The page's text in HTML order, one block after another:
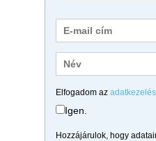
Elfogadom az
Igen.
Hozzájárulok, hogy